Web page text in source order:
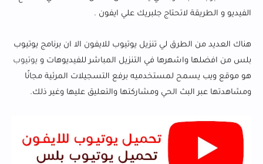
الفيديو و الطريقة لاتحتاج جلبريك علي ايفون .
هناك العديد من الطرق لي تنزيل يوتيوب للايفون الا ان برنامج يوتيوب
بلس من افضلها واشهرها في التنزيل المباشر للفيديوهات و يوتيوب
‏هو موقع ويب يسمح لمستخدميه برفع التسجيلات المرئية مجانًا
ومشاهدتها عبر البث الحي ومشاركتها والتعليق عليها وغير ذلك.